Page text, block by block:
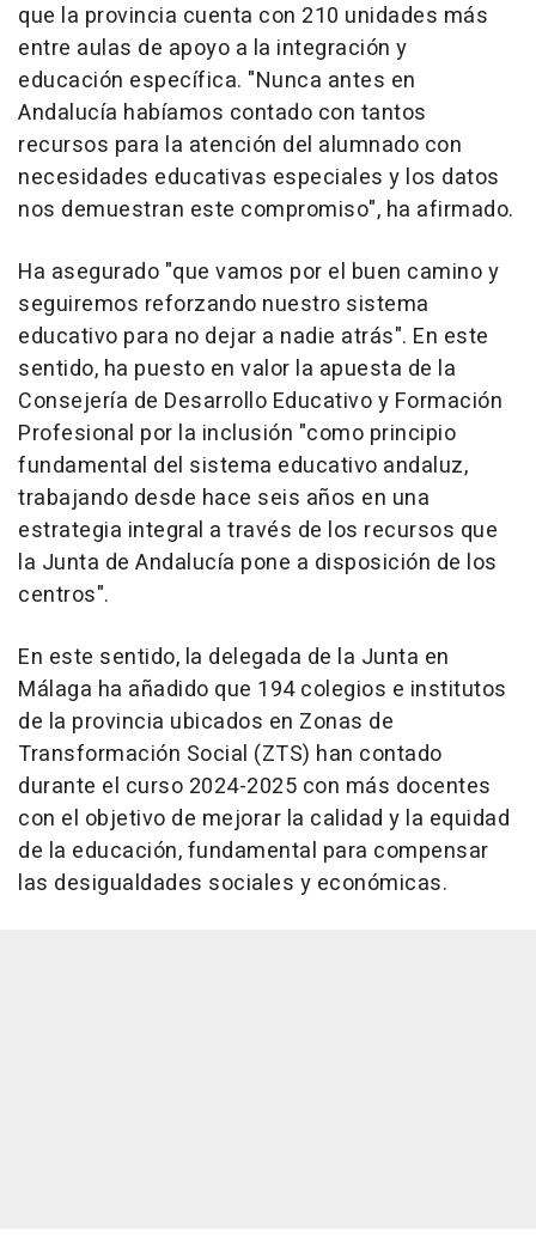
que la provincia cuenta con 210 unidades más
entre aulas de apoyo a la integración y
educación específica. "Nunca antes en
Andalucía habíamos contado con tantos
recursos para la atención del alumnado con
necesidades educativas especiales y los datos
nos demuestran este compromiso", ha afirmado.
Ha asegurado "que vamos por el buen camino y
seguiremos reforzando nuestro sistema
educativo para no dejar a nadie atrás". En este
sentido, ha puesto en valor la apuesta de la
Consejería de Desarrollo Educativo y Formación
Profesional por la inclusión "como principio
fundamental del sistema educativo andaluz,
trabajando desde hace seis años en una
estrategia integral a través de los recursos que
la Junta de Andalucía pone a disposición de los
centros".
En este sentido, la delegada de la Junta en
Málaga ha añadido que 194 colegios e institutos
de la provincia ubicados en Zonas de
Transformación Social (ZTS) han contado
durante el curso 2024-2025 con más docentes
con el objetivo de mejorar la calidad y la equidad
de la educación, fundamental para compensar
las desigualdades sociales y económicas.